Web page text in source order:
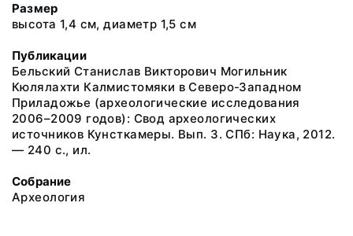
Размер
высота 1,4 см, диаметр 1,5 см
Публикации
Бельский Станислав Викторович Могильник
Кюлялахти Калмистомяки в Северо-Западном
Приладожье (археологические исследования
2006–2009 годов): Свод археологических
источников Кунсткамеры. Вып. 3. СПб: Наука, 2012.
— 240 с., ил.
Собрание
Археология